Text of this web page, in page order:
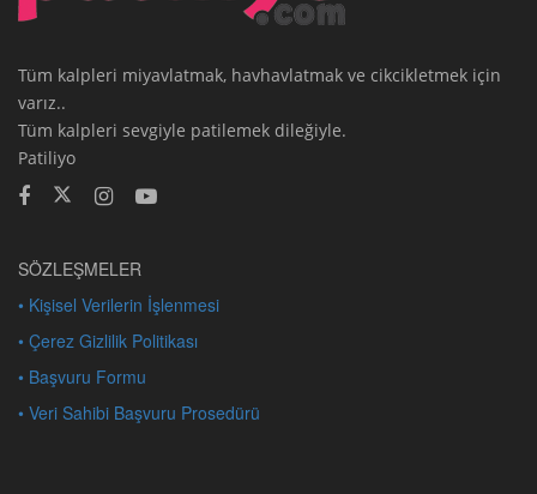
Tüm kalpleri miyavlatmak, havhavlatmak ve cikcikletmek için
varız..
Tüm kalpleri sevgiyle patilemek dileğiyle.
Patiliyo
SÖZLEŞMELER
• Kişisel Verilerin İşlenmesi
• Çerez Gizlilik Politikası
• Başvuru Formu
• Veri Sahibi Başvuru Prosedürü